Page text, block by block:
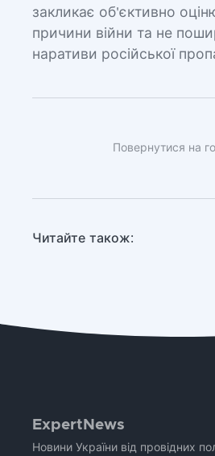
закликає об'єктивно
причини війни та не
наративи російської
Повернутися на
Читайте також:
ExpertNews
Новини України від провідних